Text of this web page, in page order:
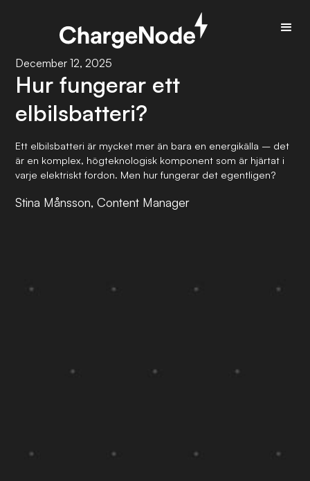
December 12, 2025
Hur fungerar ett
elbilsbatteri?
Ett elbilsbatteri är mycket mer än bara en energikälla – det
är en komplex, högteknologisk komponent som är hjärtat i
varje elektriskt fordon. Men hur fungerar det egentligen?
Stina Månsson, Content Manager